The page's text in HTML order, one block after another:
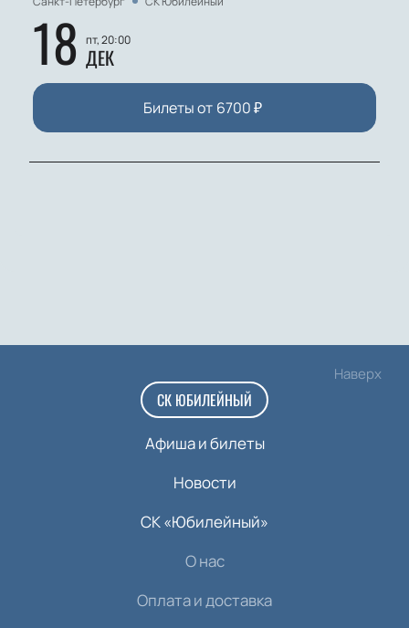
18 пт, 20:00
ДЕК
Билеты от 6700₽
Наверх
СК ЮБИЛЕЙНЫЙ
Афиша и билеты
Новости
СК «Юбилейный»
О нас
Оплата и доставка